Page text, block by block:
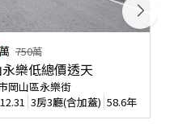
750萬
樂低總價透天
岡山區永樂街
12.31 3房3廳(含加蓋) 58.6年